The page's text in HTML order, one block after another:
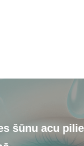
šūnu acu